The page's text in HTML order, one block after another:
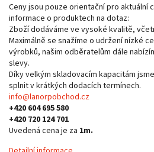
Ceny jsou pouze orientační pro aktuální
informace o produktech na dotaz:
Zboží dodáváme ve vysoké kvalitě,
Maximálně se snažíme o udržení nízké
výrobků, našim odběratelům dále
slevy.
Díky velkým skladovacím kapacitám
splnit v krátkých dodacích termínech.
info@lanorpobchod.cz
+420 604 695 580
+420 720 124 701
Uvedená cena je za 1m.